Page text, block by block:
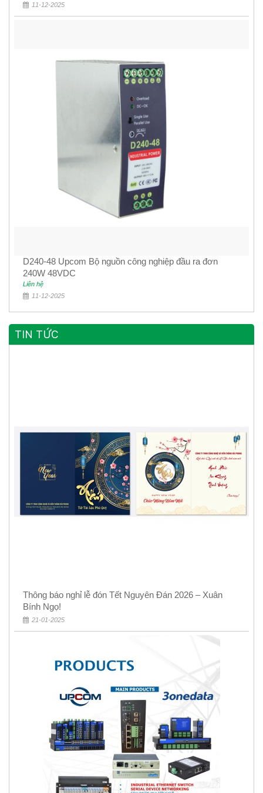
11-12-2025
D240-48 Upcom Bộ nguồn công nghiệp đầu ra đơn
240W 48VDC
Liên hệ
11-12-2025
TIN TỨC
Thông báo nghỉ lễ đón Tết Nguyên Đán 2026 – Xuân
Bính Ngọ!
21-01-2025